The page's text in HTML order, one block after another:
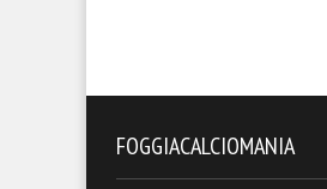
FOGGIACALCIOMANIA